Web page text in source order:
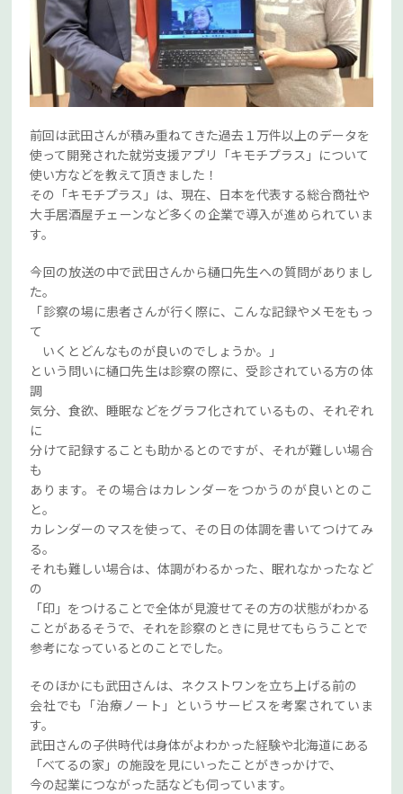
前回は武田さんが積み重ねてきた過去１万件以上のデータを
使って開発された就労支援アプリ「キモチプラス」について
使い方などを教えて頂きました！
その「キモチプラス」は、現在、日本を代表する総合商社や
大手居酒屋チェーンなど多くの企業で導入が進められていま
す。
今回の放送の中で武田さんから樋口先生への質問がありまし
た。
「診察の場に患者さんが行く際に、こんな記録やメモをもっ
て
いくとどんなものが良いのでしょうか。」
という問いに樋口先生は診察の際に、受診されている方の体
調
気分、食欲、睡眠などをグラフ化されているもの、それぞれ
に
分けて記録することも助かるとのですが、それが難しい場合
も
あります。その場合はカレンダーをつかうのが良いとのこ
と。
カレンダーのマスを使って、その日の体調を書いてつけてみ
る。
それも難しい場合は、体調がわるかった、眠れなかったなど
の
「印」をつけることで全体が見渡せてその方の状態がわかる
ことがあるそうで、それを診察のときに見せてもらうことで
参考になっているとのことでした。
そのほかにも武田さんは、ネクストワンを立ち上げる前の
会社でも「治療ノート」というサービスを考案されていま
す。
武田さんの子供時代は身体がよわかった経験や北海道にある
「べてるの家」の施設を見にいったことがきっかけで、
今の起業につながった話なども伺っています。